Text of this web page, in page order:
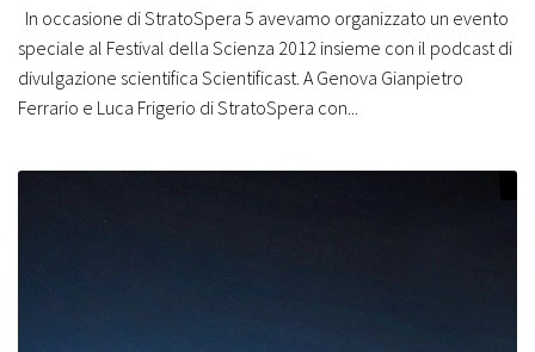
In occasione di StratoSpera 5 avevamo organizzato un evento
speciale al Festival della Scienza 2012 insieme con il podcast di
divulgazione scientifica Scientificast. A Genova Gianpietro
Ferrario e Luca Frigerio di StratoSpera con...